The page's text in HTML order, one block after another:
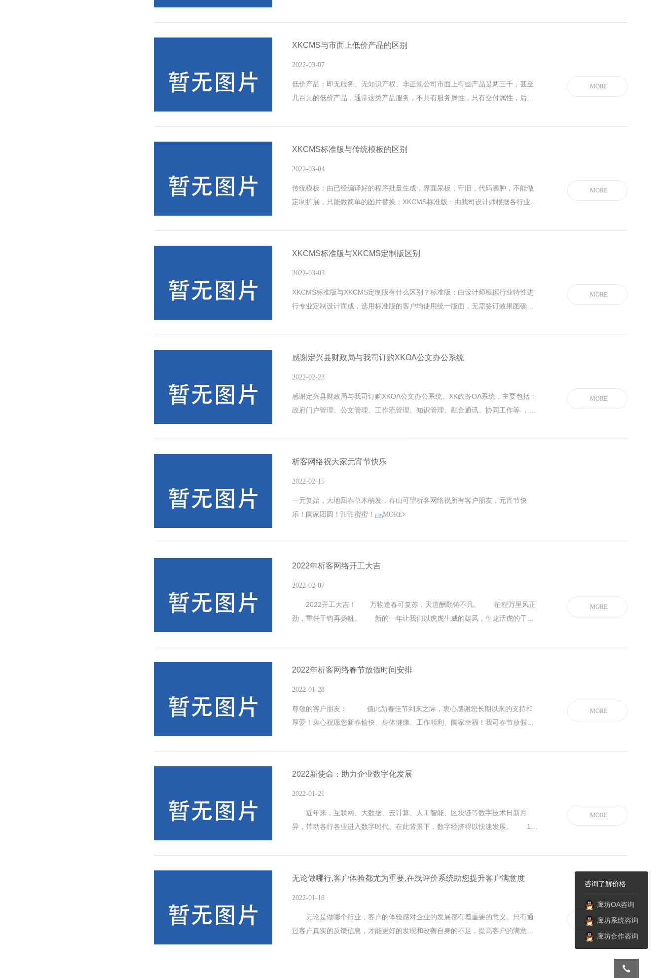
咨询了解价格
廊坊OA咨询
廊坊系统咨询
廊坊合作咨询
或无知识产品，即使用第三方开源系统，或盗版系统，无研发成本，这种系统存
黑客攻击，造成数据安全重大损失；
XKCMS与市面上低价产品的区别
2022-03-07
低价产品：即无服务、无知识产权、非正规公司市面上有些产品是两三千，甚至
几百元的低价产品，通常这类产品服务，不具有服务属性，只有交付属性，后续
或无知识产品，即使用第三方开源系统，或盗版系统，无研发成本，这种系统存
黑客攻击，造成数据安全重大损失；
MORE
XKCMS标准版与传统模板的区别
2022-03-04
传统模板：由已经编译好的程序批量生成，界面呆板，守旧，代码臃肿，不能做
定制扩展，只能做简单的图片替换；XKCMS标准版：由我司设计师根据各行业特
MORE
XKCMS标准版与XKCMS定制版区别
2022-03-03
XKCMS标准版与XKCMS定制版有什么区别？标准版：由设计师根据行业特性进
行专业定制设计而成，选用标准版的客户均使用统一版面，无需签订效果图确认
专属量身定制设计，最终设计需由客户进行验收确认；标准版与定制版功能一
更适合上市公司、集团公司、政府机构、或具有独特
MORE
感谢定兴县财政局与我司订购XKOA公文办公系统
2022-02-23
感谢定兴县财政局与我司订购XKOA公文办公系统。XK政务OA系统，主要包括：
政府门户管理、公文管理、工作流管理、知识管理、融合通讯、协同工作等 ，利
公文管理：提供收文、发文拟稿、发文草稿、发文查阅、发文设置、公文审批、
MORE
析客网络祝大家元宵节快乐
2022-02-15
一元复始，大地回春草木萌发，春山可望析客网络祝所有客户朋友，元宵节快
乐！阖家团圆！甜甜蜜蜜！
MORE
2022年析客网络开工大吉
2022-02-07
2022开工大吉！ 万物逢春可复苏，天道酬勤铸不凡。 征程万里风正
劲，重任千钧再扬帆。 新的一年让我们以虎虎生威的雄风，生龙活虎的干劲
MORE
2022年析客网络春节放假时间安排
2022-01-28
尊敬的客户朋友： 值此新春佳节到来之际，衷心感谢您长期以来的支持和
厚爱！衷心祝愿您新春愉快、身体健康、工作顺利、阖家幸福！我司春节放假时
MORE
2022新使命：助力企业数字化发展
2022-01-21
近年来，互联网、大数据、云计算、人工智能、区块链等数字技术日新月
异，带动各行各业进入数字时代。在此背景下，数字经济得以快速发展。 1月
提出要在我国数字经济转向深化应用、规范发展、普惠共享的新阶段，把握数字
MORE
无论做哪行,客户体验都尤为重要,在线评价系统助您提升客户满意度
2022-01-18
无论是做哪个行业，客户的体验感对企业的发展都有着重要的意义。只有通
过客户真实的反馈信息，才能更好的发现和改善自身的不足，提高客户的满意
MORE